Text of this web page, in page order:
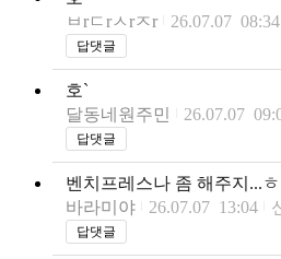
ㅂrㄷrㅅrㅈr
26.07.07 08:34
답댓글
호`
달동네원주민
26.07.07
답댓글
벤치프레스나 좀 해주지...ㅎ
바라미야
26.07.07 13:04
답댓글